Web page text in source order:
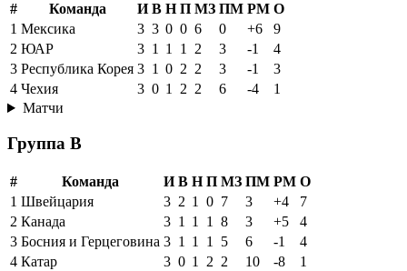
# Команда И В Н П МЗ ПМ РМ О
1 Мексика 3 3 0 0 6 0 +6
9
2 ЮАР 3 1 1 1 2 3 -1
4
3 Республика Корея 3 1 0 2 2 3 -1
3
4 Чехия 3 0 1 2 2 6 -4
1
Матчи
Группа B
# Команда И В Н П МЗ ПМ РМ О
1 Швейцария 3 2 1 0 7 3 +4
7
2 Канада 3 1 1 1 8 3 +5
4
3 Босния и Герцеговина 3 1 1 1 5 6 -1
4
4 Катар 3 0 1 2 2 10 -8
1